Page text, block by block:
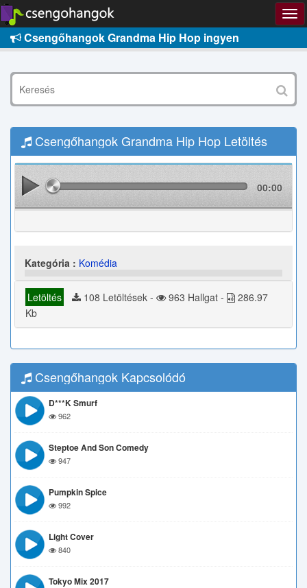
Csengőhangok Grandma Hip Hop ingyen
Csengőhangok Grandma Hip Hop Letöltés
00:00
Kategória : Komédia
Letöltés 108 Letöltések - 963 Hallgat -
286.97
Kb
Csengőhangok Kapcsolódó
D***k Smurf
962
Steptoe And Son Comedy
947
Pumpkin Spice
992
Light Cover
840
Tokyo Mix 2017